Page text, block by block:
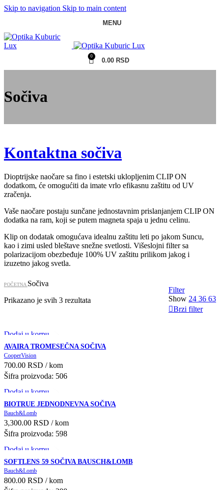
Skip to navigation Skip to main content
MENU
0
0.00 RSD
Sočiva
Kontaktna sočiva
Dioptrijske naočare sa fino i estetski uklopljenim CLIP ON
dodatkom, će omogućiti da imate vrlo efikasnu zaštitu od UV
zračenja.
Vaše naočare postaju sunčane jednostavnim prislanjanjem CLIP ON
dodatka na ram, koji se putem magneta spaja u jednu celinu.
Klip on dodatak omogućava idealnu zaštitu leti po jakom Suncu,
kao i zimi usled bleštave snežne svetlosti. Višeslojni filter sa
polarizacijom obezbeđuje 100% UV zaštitu prilikom jakog i
izuzetno jakog svetla.
POČETNA Sočiva
Prikazano je svih 3 rezultata
Filter
Show 24 36 63
Brzi filter
Dodaj u korpu
Przi pregled
Add to compare
Dodaj u Listu želja
AVAIRA TROMESEČNA SOČIVA
CooperVision
700.00 RSD / kom
Šifra proizvoda: 506
Dodaj u korpu
Przi pregled
Add to compare
Dodaj u Listu želja
BIOTRUE JEDNODNEVNA SOČIVA
Bauch&Lomb
3,300.00 RSD / kom
Šifra proizvoda: 598
Dodaj u korpu
Przi pregled
Add to compare
Dodaj u Listu želja
SOFTLENS 59 SOČIVA BAUSCH&LOMB
Bauch&Lomb
800.00 RSD / kom